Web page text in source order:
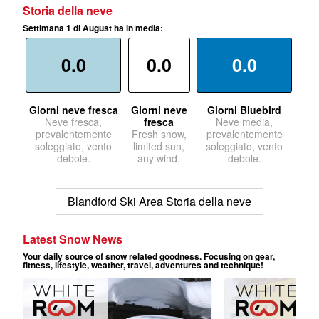
Storia della neve
Settimana 1 di August ha in media:
0.0
Giorni neve fresca
Neve fresca,
prevalentemente
soleggiato, vento
debole.
0.0
Giorni neve
fresca
Fresh snow,
limited sun,
any wind.
0.0
Giorni Bluebird
Neve media,
prevalentemente
soleggiato, vento
debole.
Blandford Ski Area Storia della neve